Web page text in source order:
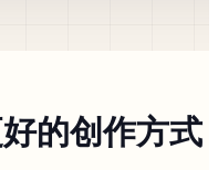
的创作方式